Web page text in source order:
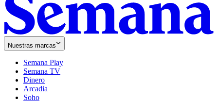
Nuestras marcas
Semana Play
Semana TV
Dinero
Arcadia
Soho